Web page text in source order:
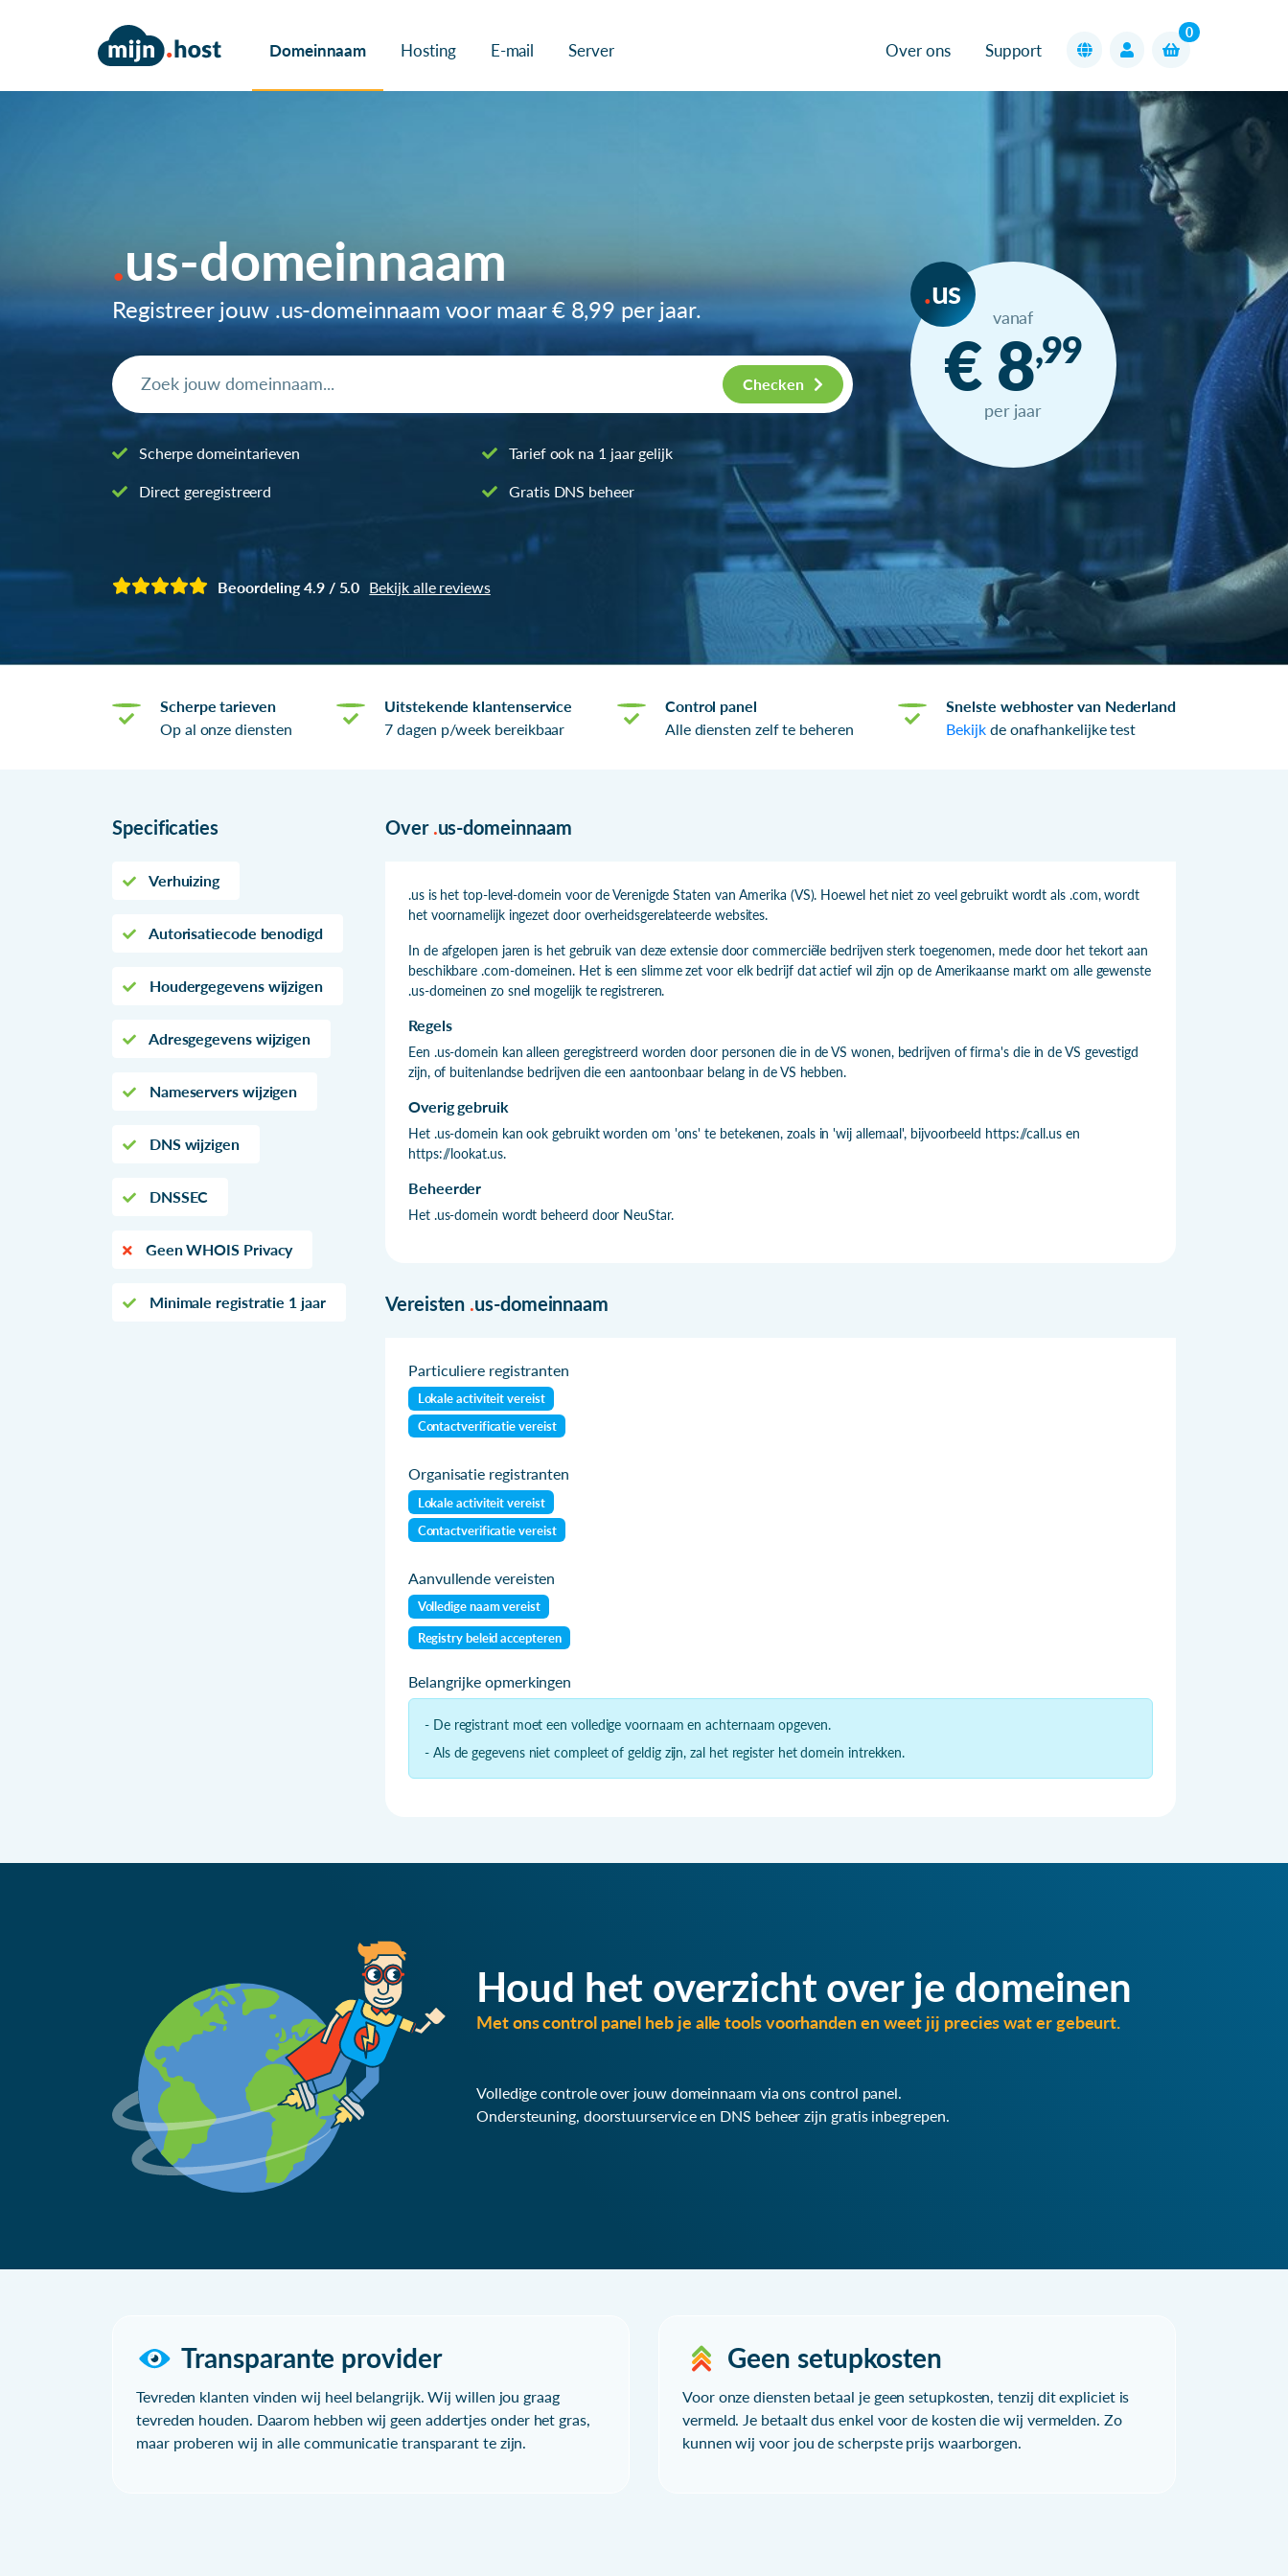
Domeinnaam Hosting E-mail Server Over ons Support
0
us-domeinnaam
Registreer jouw .us-domeinnaam voor maar€ 8,99 per jaar.
Checken
Scherpe domeintarieven
Direct geregistreerd
Tarief ook na 1 jaar gelijk
Gratis DNS beheer
us
vanaf
€ 8,99
per jaar
Beoordeling 4.9 / 5.0 Bekijk alle reviews
Scherpe tarieven
Op al onze diensten
Uitstekende klantenservice
7 dagen p/week bereikbaar
Control panel
Alle diensten zelf te beheren
Snelste webhoster van Nederland
Bekijkde onafhankelijke test
Specificaties
Verhuizing
Autorisatiecode benodigd
Houdergegevens wijzigen
Adresgegevens wijzigen
Nameservers wijzigen
DNS wijzigen
DNSSEC
Geen WHOIS Privacy
Minimale registratie 1 jaar
Over .us-domeinnaam
.us is het top-level-domein voor de Verenigde Staten van Amerika (VS). Hoewel het niet zo veel gebruikt wordt als .com, wordt
het voornamelijk ingezet door overheidsgerelateerde websites.
In de afgelopen jaren is het gebruik van deze extensie door commerciële bedrijven sterk toegenomen, mede door het tekort aan
beschikbare .com-domeinen. Het is een slimme zet voor elk bedrijf dat actief wil zijn op de Amerikaanse markt om alle gewenste
.us-domeinen zo snel mogelijk te registreren.
Regels
Een .us-domein kan alleen geregistreerd worden door personen die in de VS wonen, bedrijven of firma's die in de VS gevestigd
zijn, of buitenlandse bedrijven die een aantoonbaar belang in de VS hebben.
Overig gebruik
Het .us-domein kan ook gebruikt worden om 'ons' te betekenen, zoals in 'wij allemaal', bijvoorbeeld https://call.us en
https://lookat.us.
Beheerder
Het .us-domein wordt beheerd door NeuStar.
Vereisten .us-domeinnaam
Particuliere registranten
Lokale activiteit vereist
Contactverificatie vereist
Organisatie registranten
Lokale activiteit vereist
Contactverificatie vereist
Aanvullende vereisten
Volledige naam vereist
Registry beleid accepteren
Belangrijke opmerkingen
- De registrant moet een volledige voornaam en achternaam opgeven.
- Als de gegevens niet compleet of geldig zijn, zal het register het domein intrekken.
Houd het overzicht over je domeinen
Met ons control panel heb je alle tools voorhanden en weet jij precies wat er gebeurt.
Volledige controle over jouw domeinnaam via ons control panel.
Ondersteuning, doorstuurservice en DNS beheer zijn gratis inbegrepen.
Transparante provider
Tevreden klanten vinden wij heel belangrijk. Wij willen jou graag
tevreden houden. Daarom hebben wij geen addertjes onder het gras,
maar proberen wij in alle communicatie transparant te zijn.
Geen setupkosten
Voor onze diensten betaal je geen setupkosten, tenzij dit expliciet is
vermeld. Je betaalt dus enkel voor de kosten die wij vermelden. Zo
kunnen wij voor jou de scherpste prijs waarborgen.